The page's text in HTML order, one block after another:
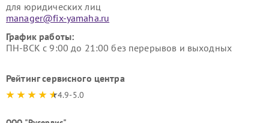
для юридических лиц
manager@fix-yamaha.ru
График работы:
ПН-ВСК с 9:00 до 21:00 без перерывов и выходных
Рейтинг сервисного центра
4.9-5.0